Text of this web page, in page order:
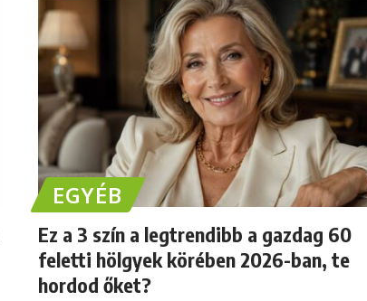
EGYÉB
Ez a 3 szín a legtrendibb a gazdag 60
feletti hölgyek körében 2026-ban, te
hordod őket?